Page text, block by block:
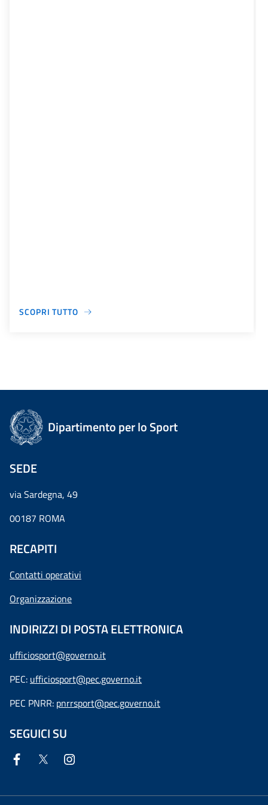
SCOPRI TUTTO
Dipartimento per lo Sport
SEDE
via Sardegna, 49
00187 ROMA
RECAPITI
Contatti operativi
Organizzazione
INDIRIZZI DI POSTA ELETTRONICA
ufficiosport@governo.it
PEC: ufficiosport@pec.governo.it
PEC PNRR: pnrrsport@pec.governo.it
SEGUICI SU